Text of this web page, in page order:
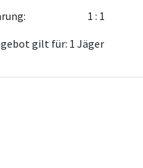
1 : 1
gilt für: 1 Jäger